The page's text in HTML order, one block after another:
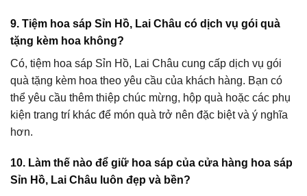
9. Tiệm hoa sáp Sỉn Hồ, Lai Châu có dịch vụ gói quà
tặng kèm hoa không?
Có, tiệm hoa sáp Sỉn Hồ, Lai Châu cung cấp dịch vụ gói
quà tặng kèm hoa theo yêu cầu của khách hàng. Bạn có
thể yêu cầu thêm thiệp chúc mừng, hộp quà hoặc các phụ
kiện trang trí khác để món quà trở nên đặc biệt và ý nghĩa
hơn.
10. Làm thế nào để giữ hoa sáp của cửa hàng hoa sáp
Sỉn Hồ, Lai Châu luôn đẹp và bền?